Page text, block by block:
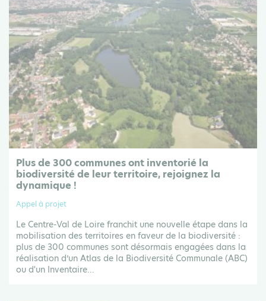
Plus de 300 communes ont inventorié la
biodiversité de leur territoire, rejoignez la
dynamique !
Appel à projet
Le Centre-Val de Loire franchit une nouvelle étape dans la
mobilisation des territoires en faveur de la biodiversité :
plus de 300 communes sont désormais engagées dans la
réalisation d’un Atlas de la Biodiversité Communale (ABC)
ou d'un Inventaire...